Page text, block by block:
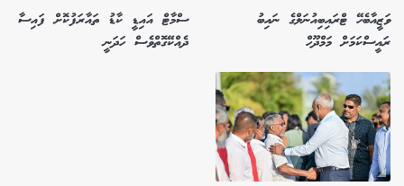
ވަޒީއާބެހޭ ޓްރައިބިއުނަލްގެ ނައިބު
ރައީސްކަމަށް މަމްދޫހް
ސްމާޓް އައިޑީ ކާޑު ތައާރަފުކޮށް ފައިސާ
ދެއްކޭގޮތްވެސް ހަދަނީ